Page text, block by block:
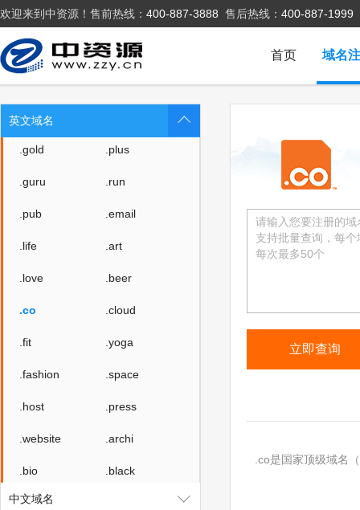
欢迎来到中资源！售前热线： 400-887-3888 售后热线： 400-887-1999
域名
首页
英文域名
.zone .world
.today .city
.chat .company
.live
.gold .plus
.guru .run
.pub .email
.life .art
.love .beer
.co .cloud
.fit .yoga
.fashion .space
.host .press
.website .archi
.bio .black
.blue
中文域名
.co是国家顶级域名